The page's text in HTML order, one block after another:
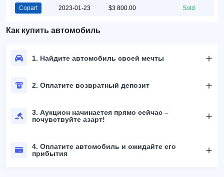
Copart 2023-01-23 $3 800.00 Sold
Как купить автомобиль
1. Найдите автомобиль своей мечты
2. Оплатите возвратный депозит
3. Аукцион начинается прямо сейчас –
почувствуйте азарт!
4. Оплатите автомобиль и ожидайте его
прибытия